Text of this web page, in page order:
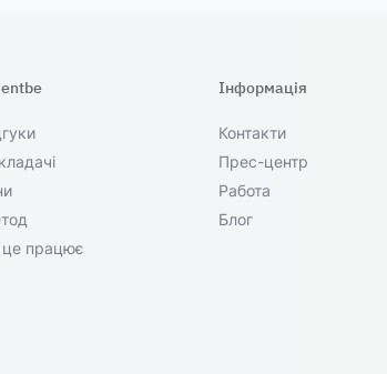
це працює
Інформація
Контакти
Прес-центр
Работа
Блог